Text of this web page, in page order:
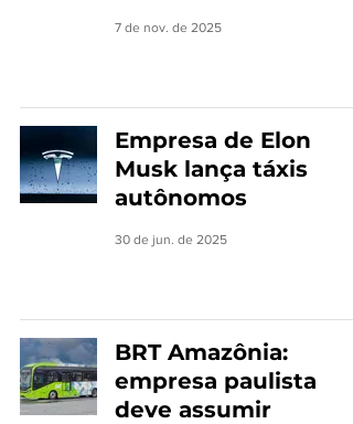
7 de nov. de 2025
Empresa de Elon
Musk lança táxis
autônomos
30 de jun. de 2025
BRT Amazônia:
empresa paulista
deve assumir